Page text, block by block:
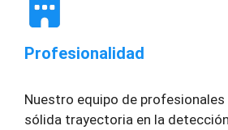
Profesionalidad
Nuestro equipo de
sólida trayectoria en la